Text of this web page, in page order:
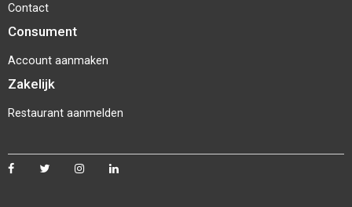
Contact
Consument
Account aanmaken
Zakelijk
Restaurant aanmelden